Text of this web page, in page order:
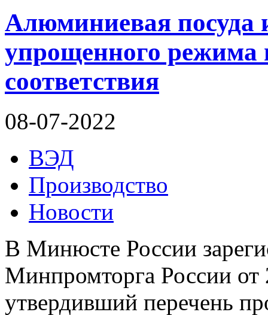
Алюминиевая посуда
упрощенного режима
соответствия
08-07-2022
ВЭД
Производство
Новости
В Минюсте России
Минпромторга России
утвердивший перечень